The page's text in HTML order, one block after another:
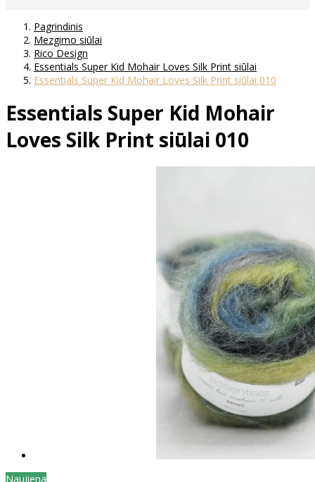
Pagrindinis
Mezgimo siūlai
Rico Design
Essentials Super Kid Mohair Loves Silk Print siūlai
Essentials Super Kid Mohair Loves Silk Print siūlai 010
Essentials Super Kid Mohair
Loves Silk Print siūlai 010
Naujiena